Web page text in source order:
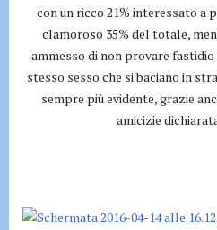
con un ricco 21% interessato a
clamoroso 35% del totale,
ammesso di non provare
stesso sesso che si baciano in
sempre più evidente, grazie
amicizie